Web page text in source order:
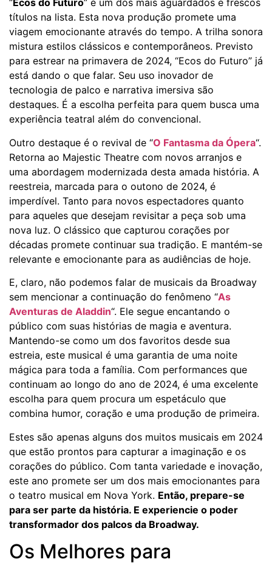
“ Ecos do Futuro” é um dos mais aguardados e frescos
títulos na lista. Esta nova produção promete uma
viagem emocionante através do tempo. A trilha sonora
mistura estilos clássicos e contemporâneos. Previsto
para estrear na primavera de 2024, “Ecos do Futuro” já
está dando o que falar. Seu uso inovador de
tecnologia de palco e narrativa imersiva são
destaques. É a escolha perfeita para quem busca uma
experiência teatral além do convencional.
Outro destaque é o revival de “O Fantasma da Ópera“.
Retorna ao Majestic Theatre com novos arranjos e
uma abordagem modernizada desta amada história. A
reestreia, marcada para o outono de 2024, é
imperdível. Tanto para novos espectadores quanto
para aqueles que desejam revisitar a peça sob uma
nova luz. O clássico que capturou corações por
décadas promete continuar sua tradição. E mantém-se
relevante e emocionante para as audiências de hoje.
E, claro, não podemos falar de musicais da Broadway
sem mencionar a continuação do fenômeno “As
Aventuras de Aladdin“. Ele segue encantando o
público com suas histórias de magia e aventura.
Mantendo-se como um dos favoritos desde sua
estreia, este musical é uma garantia de uma noite
mágica para toda a família. Com performances que
continuam ao longo do ano de 2024, é uma excelente
escolha para quem procura um espetáculo que
combina humor, coração e uma produção de primeira.
Estes são apenas alguns dos muitos musicais em 2024
que estão prontos para capturar a imaginação e os
corações do público. Com tanta variedade e inovação,
este ano promete ser um dos mais emocionantes para
o teatro musical em Nova York. Então, prepare-se
para ser parte da história. E experiencie o poder
transformador dos palcos da Broadway.
Os Melhores para